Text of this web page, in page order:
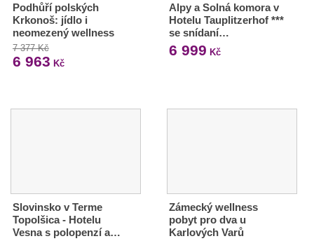
Podhůří polských
Krkonoš: jídlo i
neomezený wellness
7 377 Kč
6 963 Kč
Alpy a Solná komora v
Hotelu Tauplitzerhof ***
se snídaní…
6 999 Kč
Slovinsko v Terme
Topolšica - Hotelu
Vesna s polopenzí a…
Zámecký wellness
pobyt pro dva u
Karlových Varů